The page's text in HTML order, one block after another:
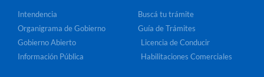
Intendencia
Organigrama de Gobierno
Gobierno Abierto
Información Pública
Buscá tu trámite
Guía de Trámites
Licencia de Conducir
Habilitaciones Comerciales